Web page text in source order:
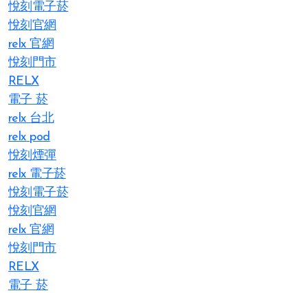
悅刻電子菸
悅刻官網
relx 官網
悅刻門市
RELX
電子 菸
relx 台北
relx pod
悅刻煙彈
relx 電子菸
悅刻電子菸
悅刻官網
relx 官網
悅刻門市
RELX
電子 菸